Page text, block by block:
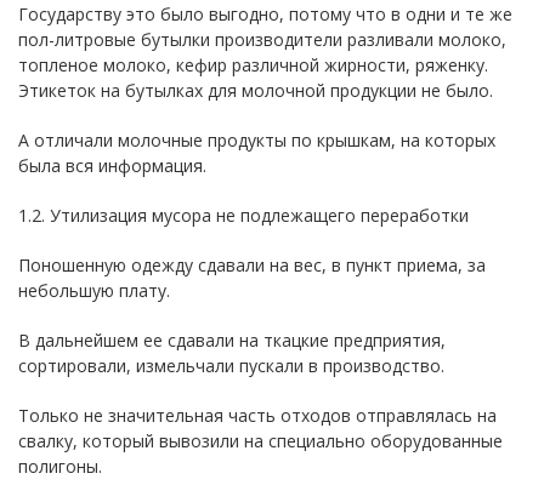
Государству это было выгодно, потому что в одни и те же
пол-литровые бутылки производители разливали молоко,
топленое молоко, кефир различной жирности, ряженку.
Этикеток на бутылках для молочной продукции не было.
А отличали молочные продукты по крышкам, на которых
была вся информация.
1.2. Утилизация мусора не подлежащего переработки
Поношенную одежду сдавали на вес, в пункт приема, за
небольшую плату.
В дальнейшем ее сдавали на ткацкие предприятия,
сортировали, измельчали пускали в производство.
Только не значительная часть отходов отправлялась на
свалку, который вывозили на специально оборудованные
полигоны.